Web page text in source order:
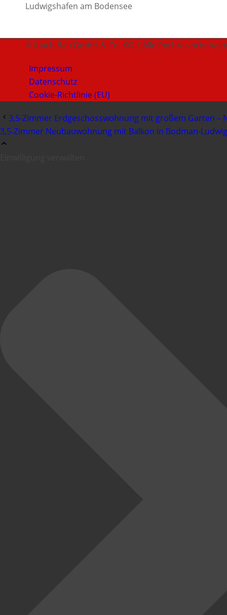
Ludwigshafen am Bodensee
© Ibach Bau GmbH & Co. KG | Alle Rechte
Impressum
Datenschutz
Cookie-Richtlinie (EU)
3,5-Zimmer Erdgeschosswohnung mit großem Garten –
3,5-Zimmer Neubauwohnung mit Balkon in Bodman-